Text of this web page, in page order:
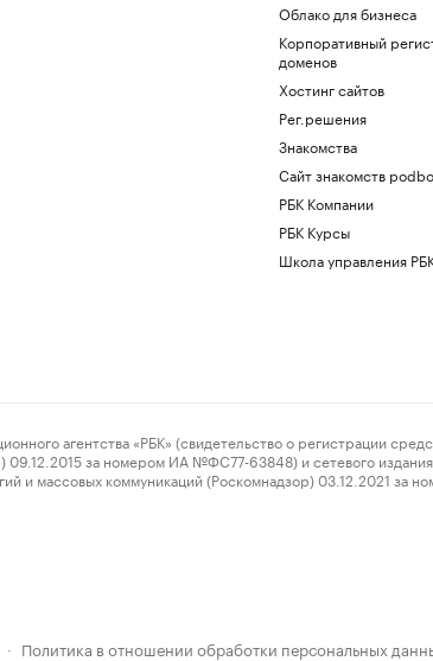
Облако для бизнеса
Корпоративный
доменов
Хостинг сайтов
Рег.решения
Знакомства
Сайт знакомств
РБК Компании
РБК Курсы
Школа управления
агентства «РБК» (свидетельство о регистрации
за номером ИА №ФС77-63848) и сетевого
и массовых коммуникаций (Роскомнадзор) 03.12.2021
· Политика в отношении обработки персональных